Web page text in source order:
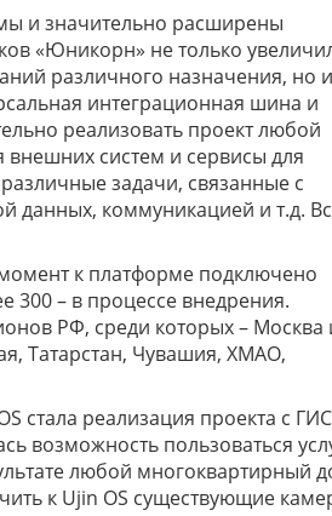
и значительно расширены
«Юникорн» не только
различного назначения, но и
интеграционная шина и
реализовать проект любой
внешних систем и сервисы для
задачи, связанные с
данных, коммуникацией и т.д.
к платформе подключено
– в процессе внедрения.
РФ, среди которых – Москва
Татарстан, Чувашия, ХМАО,
стала реализация проекта с ГИС
возможность пользоваться
любой многоквартирный
к Ujin OS существующие